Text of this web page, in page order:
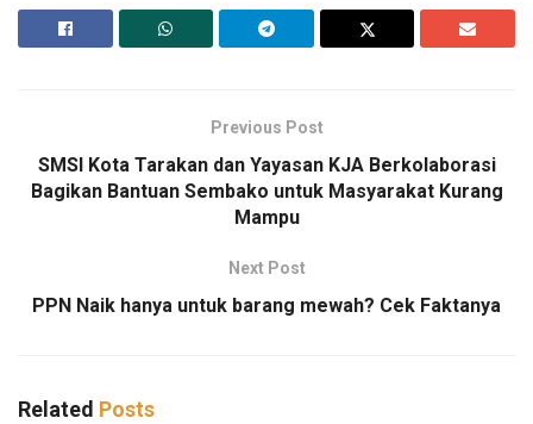
Previous Post
SMSI Kota Tarakan dan Yayasan KJA Berkolaborasi
Bagikan Bantuan Sembako untuk Masyarakat Kurang
Mampu
Next Post
PPN Naik hanya untuk barang mewah? Cek Faktanya
Related Posts